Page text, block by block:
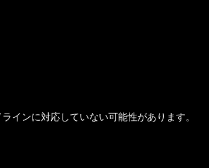
インに対応していない可能性があります。